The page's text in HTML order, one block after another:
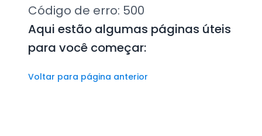
Código de erro: 500
Aqui estão algumas páginas úteis
para você começar:
Voltar para página anterior